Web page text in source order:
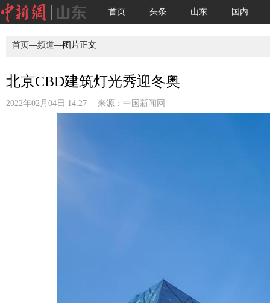
首页 头条 山东 国内
首页—频道—图片正文
北京CBD建筑灯光秀迎冬奥
2022年02月04日 14:27 来源： 中国新闻网